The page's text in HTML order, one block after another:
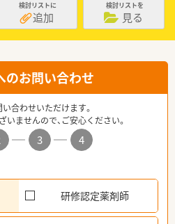
検討リストに
追加
検討リストを
見る
のお問い合わせ
合わせいただけます。
ませんので、ご安心ください。
3
4
研修認定薬剤師